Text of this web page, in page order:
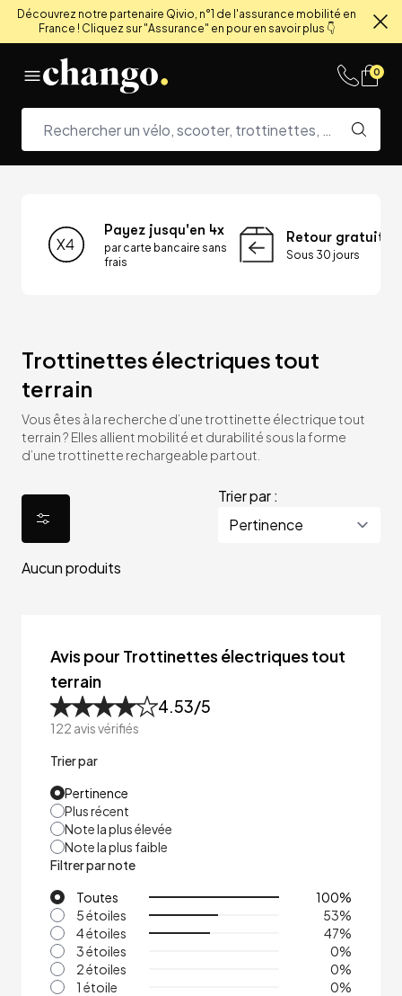
Découvrez notre partenaire Qivio, n°1 de l'assurance mobilité en
France ! Cliquez sur "Assurance" en pour en savoir plus 👇
0
Payez jusqu'en 4x
par carte bancaire sans
frais
Retour gratuit
Sous 30 jours
Trottinettes électriques tout
terrain
Vous êtes à la recherche d’une trottinette électrique tout
terrain ? Elles allient mobilité et durabilité sous la forme
d’une trottinette rechargeable partout.
Trier par :
Aucun produits
Avis pour Trottinettes électriques tout
terrain
4.53/5
122 avis vérifiés
Trier par
Pertinence
Plus récent
Note la plus élevée
Note la plus faible
Filtrer par note
Toutes
100%
5 étoiles
53%
4 étoiles
47%
3 étoiles
0%
2 étoiles
0%
1 étoile
0%